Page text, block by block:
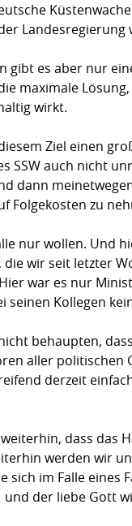
gibt es aber nur
maximale
wirkt.
Ziel einen
SSW auch nicht
dann
Folgekosten zu
nur wollen. Und
wir seit letzter
war es nur
seinen Kollegen
behaupten,
aller politischen
derzeit
dass das
werden wir
sich im Falle eines
und der liebe Gott